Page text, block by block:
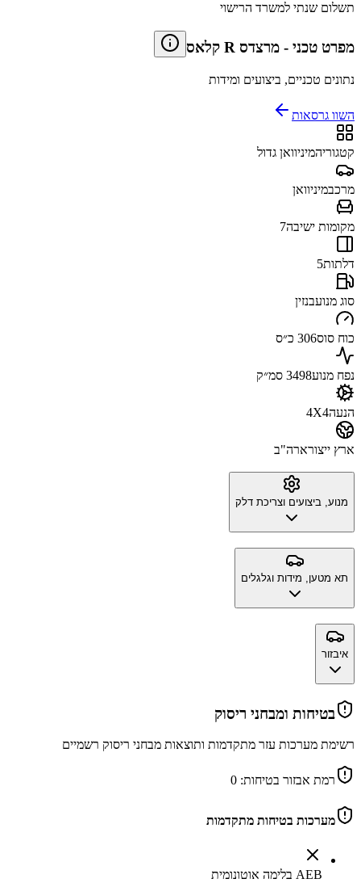
תשלום שנתי למשרד הרישוי
מפרט טכני - מרצדס R קלאס
נתונים טכניים, ביצועים ומידות
השוו גרסאות
קטגוריהמיניוואן גדול
מרכבמיניוואן
מקומות ישיבה7
דלתות5
סוג מנועבנזין
כוח סוס306 כ״ס
נפח מנוע3498 סמ״ק
הנעה4X4
ארץ ייצורארה"ב
מנוע, ביצועים וצריכת דלק
תא מטען, מידות וגלגלים
איבזור
בטיחות ומבחני ריסוק
רשימת מערכות עזר מתקדמות ותוצאות מבחני ריסוק רשמיים
רמת אבזור בטיחות: 0
מערכות בטיחות מתקדמות
AEB בלימה אוטונומית